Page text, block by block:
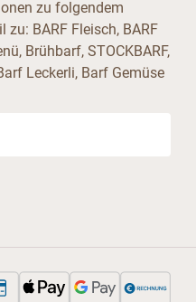
zu folgendem
BARF Fleisch, BARF
Brühbarf, STOCKBARF,
Leckerli, Barf Gemüse